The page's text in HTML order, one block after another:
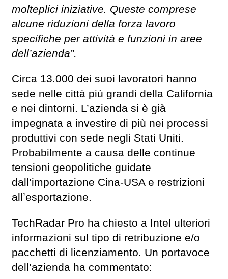
molteplici iniziative. Queste comprese
alcune riduzioni della forza lavoro
specifiche per attività e funzioni in aree
dell’azienda”.
Circa 13.000 dei suoi lavoratori hanno
sede nelle città più grandi della California
e nei dintorni. L’azienda si è già
impegnata a investire di più nei processi
produttivi con sede negli Stati Uniti.
Probabilmente a causa delle continue
tensioni geopolitiche guidate
dall’importazione Cina-USA e restrizioni
all’esportazione.
TechRadar Pro ha chiesto a Intel ulteriori
informazioni sul tipo di retribuzione e/o
pacchetti di licenziamento. Un portavoce
dell’azienda ha commentato: